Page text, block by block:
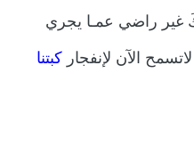
غير راضي عمـا يجري
الآن لإنفجار كبتنا